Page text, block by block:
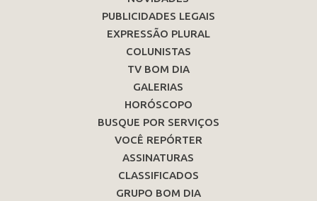
PUBLICIDADES LEGAIS
EXPRESSÃO PLURAL
COLUNISTAS
TV BOM DIA
GALERIAS
HORÓSCOPO
BUSQUE POR SERVIÇOS
VOCÊ REPÓRTER
ASSINATURAS
CLASSIFICADOS
GRUPO BOM DIA